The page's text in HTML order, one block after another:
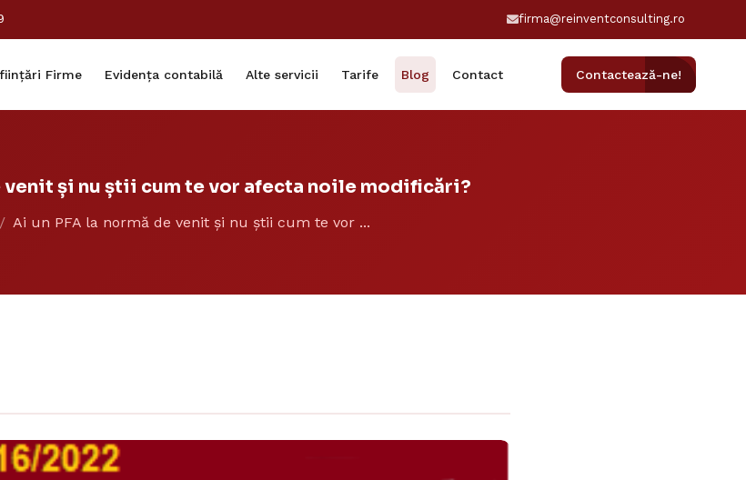
firma@reinventconsulting.ro
Firme Evidența contabilă Alte servicii Tarife Blog Contact Contactează-ne!
venit și nu știi cum te vor afecta noile modificări?
Ai un PFA la normă de venit și nu știi cum te vor ...